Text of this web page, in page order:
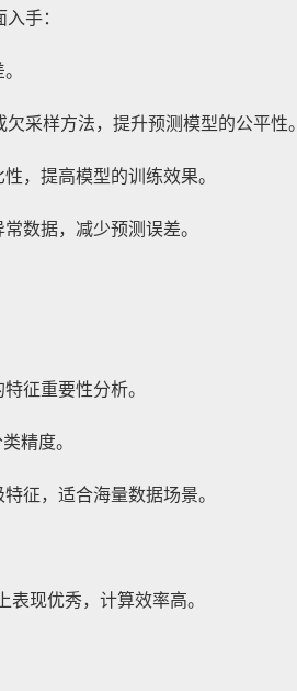
手：
采样方法，提升预测模型的公平性。
，提高模型的训练效果。
数据，减少预测误差。
征重要性分析。
精度。
征，适合海量数据场景。
现优秀，计算效率高。